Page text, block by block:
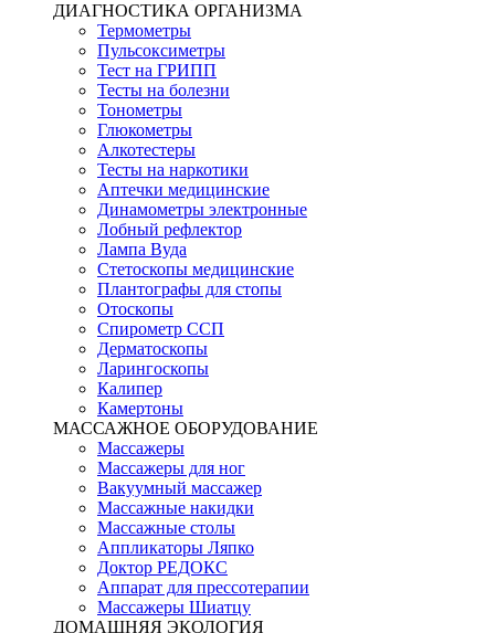
ДИАГНОСТИКА ОРГАНИЗМА
Термометры
Пульсоксиметры
Тест на ГРИПП
Тесты на болезни
Тонометры
Глюкометры
Алкотестеры
Тесты на наркотики
Аптечки медицинские
Динамометры электронные
Лобный рефлектор
Лампа Вуда
Стетоскопы медицинские
Плантографы для стопы
Отоскопы
Спирометр ССП
Дерматоскопы
Ларингоскопы
Калипер
Камертоны
МАССАЖНОЕ ОБОРУДОВАНИЕ
Массажеры
Массажеры для ног
Вакуумный массажер
Массажные накидки
Массажные столы
Аппликаторы Ляпко
Доктор РЕДОКС
Аппарат для прессотерапии
Массажеры Шиатцу
ДОМАШНЯЯ ЭКОЛОГИЯ